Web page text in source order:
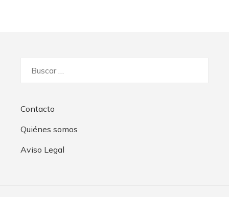
Contacto
Quiénes somos
Aviso Legal